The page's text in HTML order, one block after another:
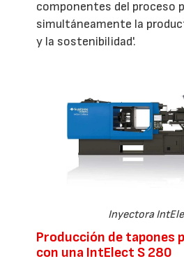
componentes del proceso
simultáneamente la
y la sostenibilidad'.
Inyectora
Producción de tapones
con una IntElect S 280